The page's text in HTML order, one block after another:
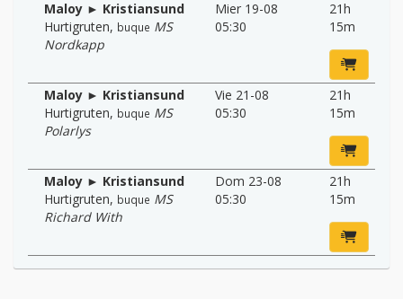
Maloy ► Kristiansund
Hurtigruten, buque MS
Nordkapp
Mier 19-08
05:30
21h
15m
Maloy ► Kristiansund
Hurtigruten, buque MS
Polarlys
Vie 21-08
05:30
21h
15m
Maloy ► Kristiansund
Hurtigruten, buque MS
Richard With
Dom 23-08
05:30
21h
15m